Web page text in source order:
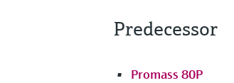
Predecessor
Promass 80P